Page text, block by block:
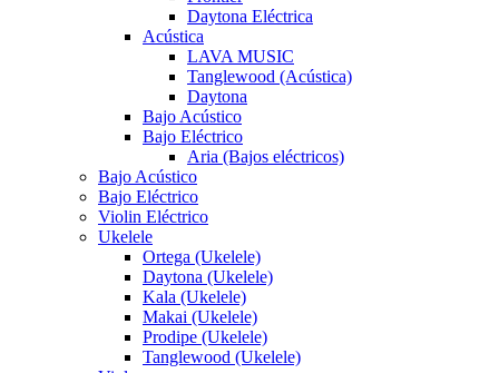
Daytona Eléctrica
Acústica
LAVA MUSIC
Tanglewood (Acústica)
Daytona
Bajo Acústico
Bajo Eléctrico
Aria (Bajos eléctricos)
Bajo Acústico
Bajo Eléctrico
Violin Eléctrico
Ukelele
Ortega (Ukelele)
Daytona (Ukelele)
Kala (Ukelele)
Makai (Ukelele)
Prodipe (Ukelele)
Tanglewood (Ukelele)